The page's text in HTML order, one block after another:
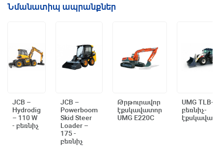
Նմանատիպ ապրանքներ
Արագ դիտում
JCB –
Hydrodig
– 110 W
- բեռնիչ
Արագ դիտում
JCB –
Powerboom
Skid Steer
Loader –
175 -
բեռնիչ
Արագ դիտում
Թրթուրավոր
էքսկավատոր
UMG E220C
Արագ դիտում
UMG TLB-
բեռնիչ-